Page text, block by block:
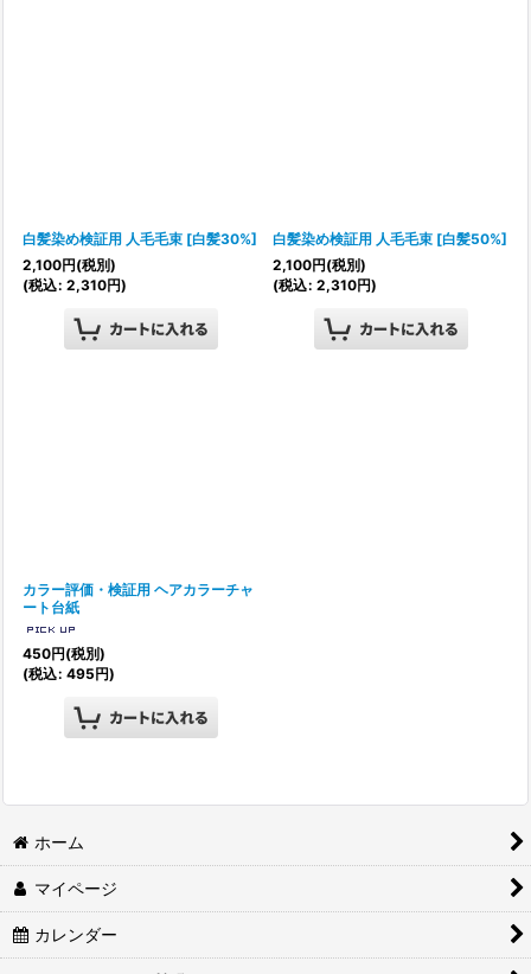
白髪染め検証用 人毛毛束 [白髪30%]
2,100円(税別)
(税込: 2,310円)
白髪染め検証用 人毛毛束 [白髪50%]
2,100円(税別)
(税込: 2,310円)
カラー評価・検証用 ヘアカラーチャ
ート台紙
450円(税別)
(税込: 495円)
ホーム
マイページ
カレンダー